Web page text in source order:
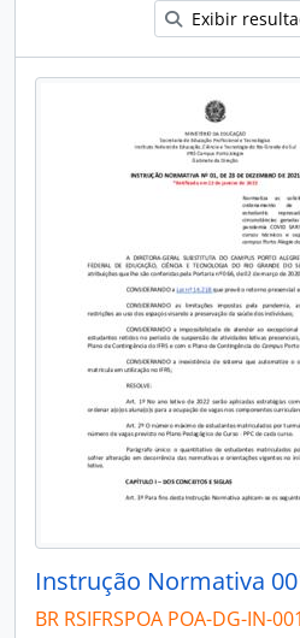
Exibir
BR RSIFRSPOA POA-DG-IN-